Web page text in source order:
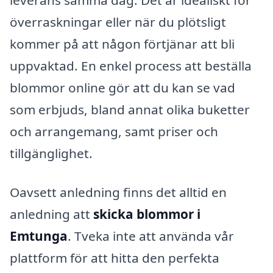
överraskningar eller när du plötsligt
kommer på att någon förtjänar att bli
uppvaktad. En enkel process att beställa
blommor online gör att du kan se vad
som erbjuds, bland annat olika buketter
och arrangemang, samt priser och
tillgänglighet.
Oavsett anledning finns det alltid en
anledning att skicka blommor i
Emtunga. Tveka inte att använda vår
plattform för att hitta den perfekta